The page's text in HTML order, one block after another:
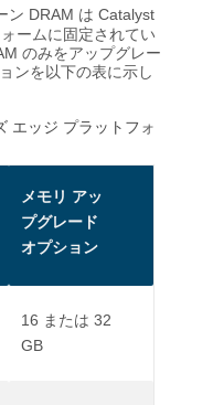
ン DRAM は Catalyst
ームに固定されてい
のみをアップグレー
ンを以下の表に示し
エッジ プラットフォ
メモリ アッ
プグレード
オプション
16 または 32
GB